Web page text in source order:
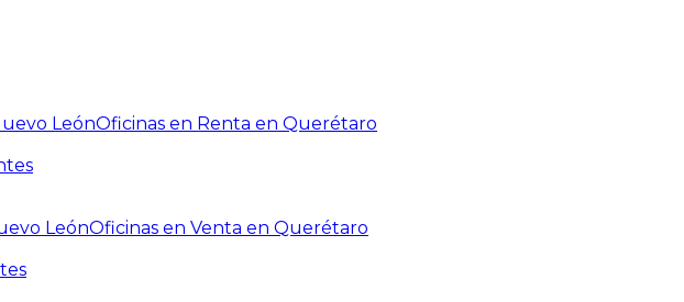
LeónOficinas en Renta en Querétaro
LeónOficinas en Venta en Querétaro